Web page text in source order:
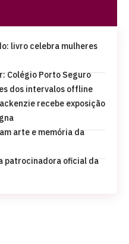
livro celebra mulheres
Colégio Porto Seguro
dos intervalos offline
recebe exposição
arte e memória da
patrocinadora oficial da